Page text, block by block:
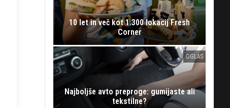
10 let in več kot 1.300 lokacij Fresh
Corner
OGLAS
Najboljše avto preproge: gumijaste ali
tekstilne?